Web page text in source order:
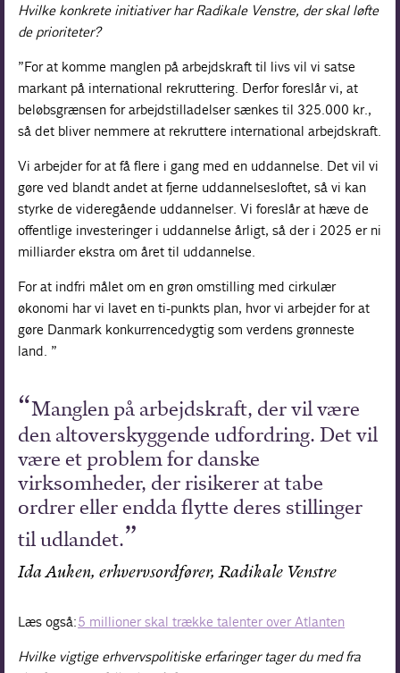
Hvilke konkrete initiativer har Radikale Venstre, der skal løfte
de prioriteter?
”For at komme manglen på arbejdskraft til livs vil vi satse
markant på international rekruttering. Derfor foreslår vi, at
beløbsgrænsen for arbejdstilladelser sænkes til 325.000 kr.,
så det bliver nemmere at rekruttere international arbejdskraft.
Vi arbejder for at få flere i gang med en uddannelse. Det vil vi
gøre ved blandt andet at fjerne uddannelsesloftet, så vi kan
styrke de videregående uddannelser. Vi foreslår at hæve de
offentlige investeringer i uddannelse årligt, så der i 2025 er ni
milliarder ekstra om året til uddannelse.
For at indfri målet om en grøn omstilling med cirkulær
økonomi har vi lavet en ti-punkts plan, hvor vi arbejder for at
gøre Danmark konkurrencedygtig som verdens grønneste
land. ”
Manglen på arbejdskraft, der vil være
den altoverskyggende udfordring. Det vil
være et problem for danske
virksomheder, der risikerer at tabe
ordrer eller endda flytte deres stillinger
til udlandet.
Ida Auken, erhvervsordfører, Radikale Venstre
Læs også:5 millioner skal trække talenter over Atlanten
Hvilke vigtige erhvervspolitiske erfaringer tager du med fra